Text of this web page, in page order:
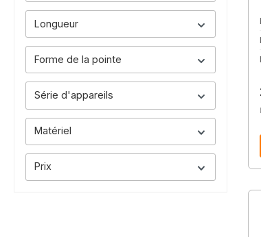
Longueur
Forme de la pointe
Série d'appareils
Matériel
Prix